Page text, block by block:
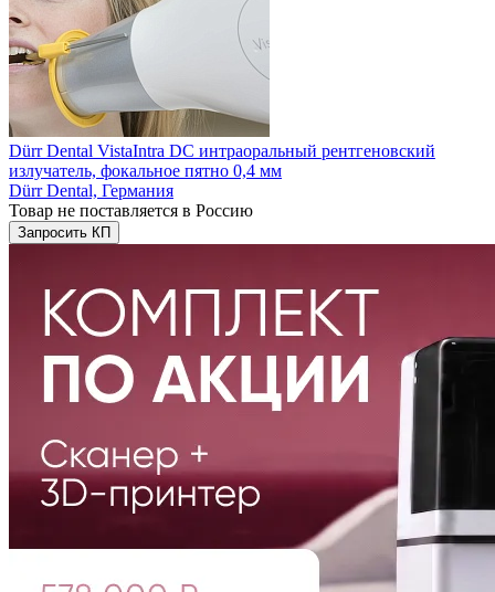
Dürr Dental VistaIntra DC интраоральный рентгеновский
излучатель, фокальное пятно 0,4 мм
Dürr Dental, Германия
Товар не поставляется в Россию
Запросить КП